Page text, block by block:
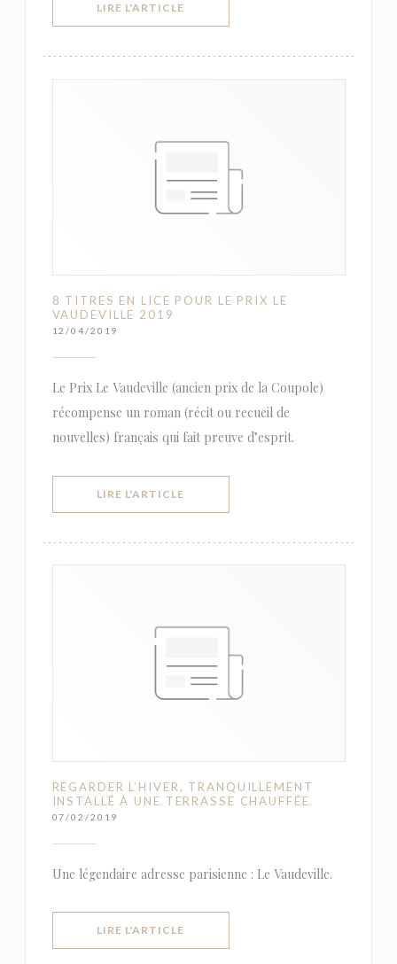
LIRE L'ARTICLE
8 TITRES EN LICE POUR LE PRIX LE
VAUDEVILLE 2019
12/04/2019
Le Prix Le Vaudeville (ancien prix de la Coupole)
récompense un roman (récit ou recueil de
nouvelles) français qui fait preuve d’esprit.
LIRE L'ARTICLE
REGARDER L’HIVER, TRANQUILLEMENT
INSTALLÉ À UNE TERRASSE CHAUFFÉE
07/02/2019
Une légendaire adresse parisienne : Le Vaudeville.
LIRE L'ARTICLE